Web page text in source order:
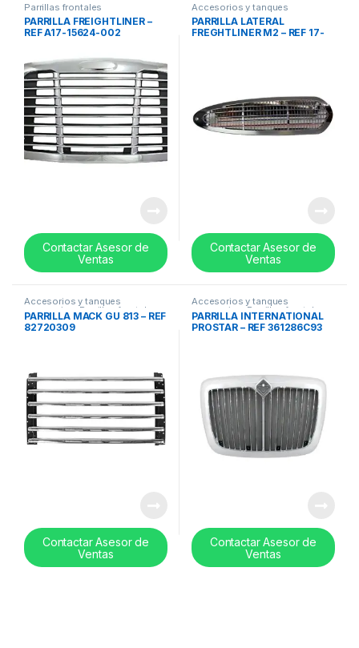
Parrillas frontales
PARRILLA FREIGHTLINER –
REF A17-15624-002
Contactar Asesor de
Ventas
Accesorios y tanques
reservorios,Parrillas frontales
PARRILLA LATERAL
FREGHTLINER M2 – REF 17-
Contactar Asesor de
Ventas
Accesorios y tanques
reservorios,Parrillas frontales
PARRILLA MACK GU 813 – REF
82720309
Contactar Asesor de
Ventas
Accesorios y tanques
reservorios,Parrillas frontales
PARRILLA INTERNATIONAL
PROSTAR – REF 361286C93
Contactar Asesor de
Ventas